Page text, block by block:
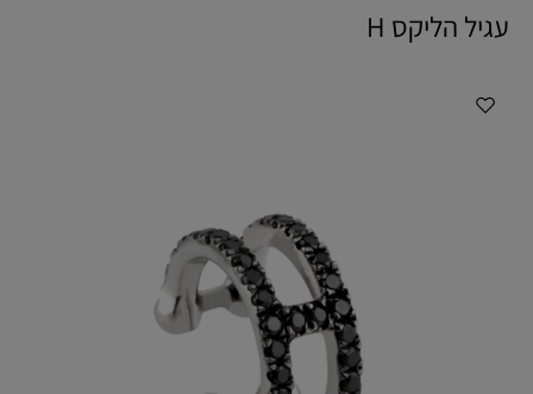
עגיל הליקס H